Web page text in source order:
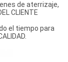
de aterrizaje,
CLIENTE
el tiempo para